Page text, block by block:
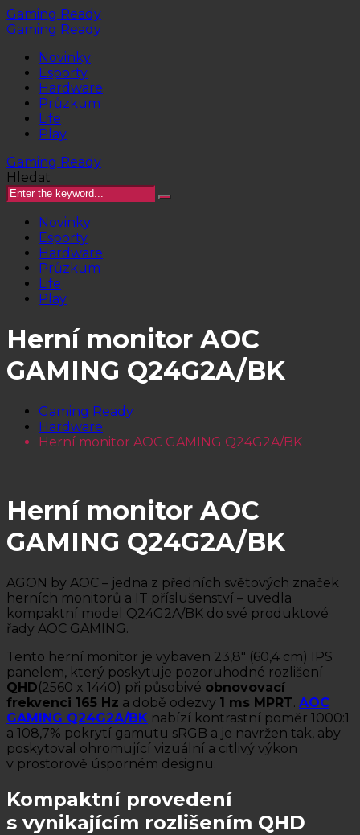
Gaming Ready
Gaming Ready
Novinky
Esporty
Hardware
Průzkum
Life
Play
Gaming Ready
Hledat
Novinky
Esporty
Hardware
Průzkum
Life
Play
Herní monitor AOC
GAMING Q24G2A/BK
Gaming Ready
Hardware
Herní monitor AOC GAMING Q24G2A/BK
Herní monitor AOC
GAMING Q24G2A/BK
AGON by AOC – jedna z předních světových značek
herních monitorů a IT příslušenství – uvedla
kompaktní model Q24G2A/BK do své produktové
řady AOC GAMING.
Tento herní monitor je vybaven 23,8″ (60,4 cm) IPS
panelem, který poskytuje pozoruhodné rozlišení
QHD(2560 x 1440) při působivé obnovovací
frekvenci 165 Hz a době odezvy 1 ms MPRT. AOC
GAMING Q24G2A/BK nabízí kontrastní poměr 1000:1
a 108,7% pokrytí gamutu sRGB a je navržen tak, aby
poskytoval ohromující vizuální a citlivý výkon
v prostorově úsporném designu.
Kompaktní provedení
s vynikajícím rozlišením QHD